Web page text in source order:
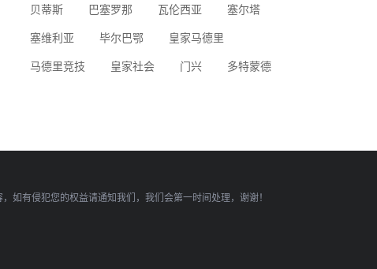
贝蒂斯
巴塞罗那 瓦伦西亚
塞尔塔
塞维利亚
毕尔巴鄂
皇家马德里
马德里竞技
皇家社会 门兴 多特蒙德
有侵犯您的权益请通知我们，我们会第一时间处理，谢谢！